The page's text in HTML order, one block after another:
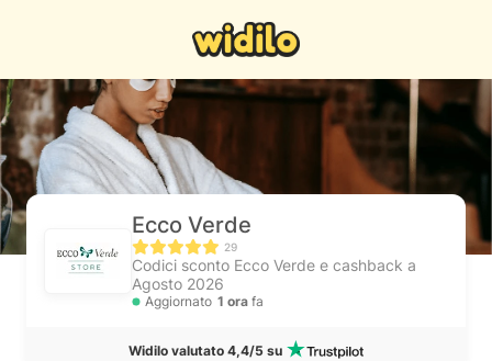
Ecco Verde
29
Codici sconto Ecco Verde e cashback a
Agosto 2026
Aggiornato 1 ora fa
Widilo valutato 4,4/5 su